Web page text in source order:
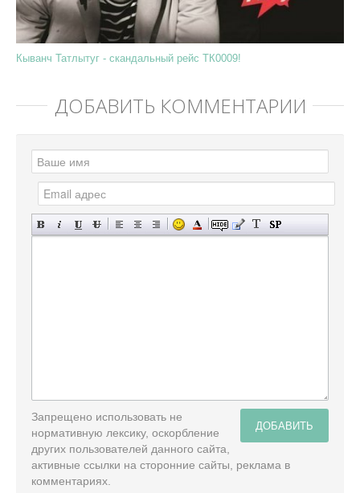
Кыванч Татлытуг - скандальный рейс ТК0009!
ДОБАВИТЬ КОММЕНТАРИЙ
ДОБАВИТЬ
Запрещено использовать не
нормативную лексику, оскорбление
других пользователей данного сайта,
активные ссылки на сторонние сайты, реклама в
комментариях.